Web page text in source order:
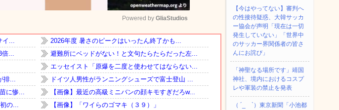
Mute
Powered by GliaStudios
【今はやってない】審判へ
の性接待疑惑、大韓サッカ
ー協会が声明「現在は一切
発生していない」「世界中
のサッカー界関係者の皆さ
んにお詫び」
「神聖なる場所です」靖国
神社、境内におけるコスプ
レや軍装の禁止を発表
（ ´_ゝ`）東京新聞「小池都